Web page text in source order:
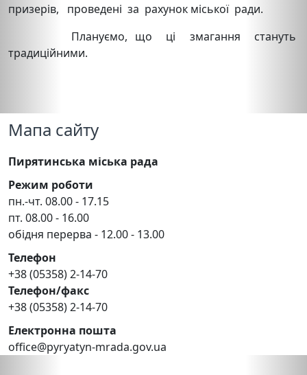
призерів, проведені за рахунок міської ради.
Плануємо, що ці змагання стануть
традиційними.
Мапа сайту
Пирятинська міська рада
Режим роботи
пн.-чт. 08.00 - 17.15
пт. 08.00 - 16.00
обідня перерва - 12.00 - 13.00
Телефон
+38 (05358) 2-14-70
Телефон/факс
+38 (05358) 2-14-70
Електронна пошта
office@pyryatyn-mrada.gov.ua